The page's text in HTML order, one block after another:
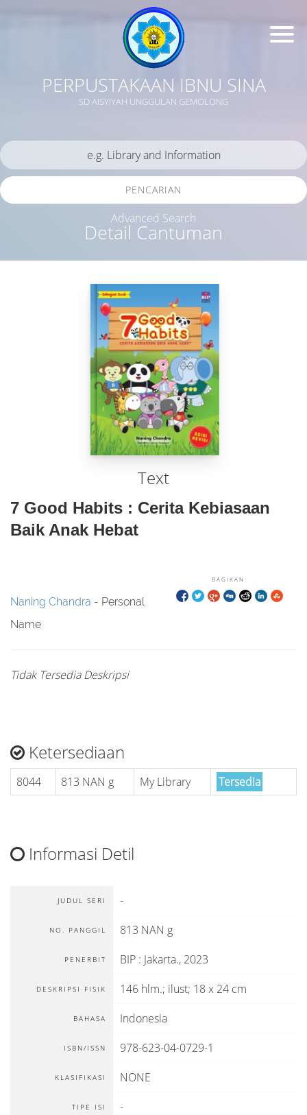
PERPUSTAKAAN IBNU SINA
SD AISYIYAH UNGGULAN GEMOLONG
Detail Cantuman
PENCARIAN
Advanced Search
Text
7 Good Habits : Cerita Kebiasaan
Baik Anak Hebat
BAGIKAN:
Naning Chandra - Personal
Name
Tidak Tersedia Deskripsi
Ketersediaan
8044 813 NAN g My Library Tersedia
Informasi Detil
JUDUL SERI -
NO. PANGGIL 813 NAN g
PENERBIT BIP : Jakarta., 2023
DESKRIPSI FISIK 146 hlm.; ilust; 18 x 24 cm
BAHASA Indonesia
ISBN/ISSN 978-623-04-0729-1
KLASIFIKASI NONE
TIPE ISI -